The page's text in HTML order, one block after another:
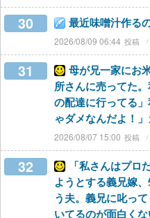
30 最近味噌汁作る
2026/08/09 06:44
31
母が兄一家にお
所さんに売ってた
の配達に行ってる
ゃダメなんだよ！
2026/08/07 15:00
32
「私さんはプ
ようとする義兄嫁
う夫。義兄に叱っ
いてるのが面白く